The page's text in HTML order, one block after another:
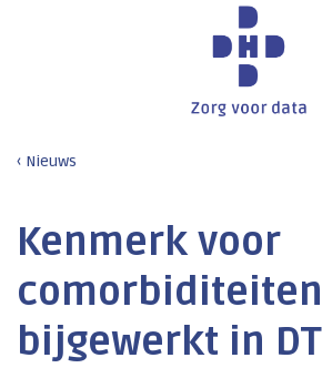
Nieuws
Kenmerk voor
comorbiditeiten
bijgewerkt in DT